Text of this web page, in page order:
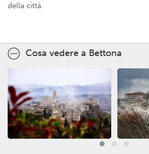
della città.
Cosa vedere a Bettona